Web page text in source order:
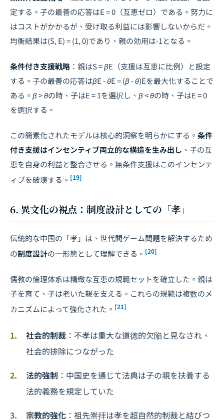
定する。子の最善の応答はE = 0 （互恵ゼロ）である。努力に
はコストがかかるが、受け取る利益には影響しないからだ。
均衡結果は(S, E) = (1, 0)であり、親の効用は-1となる。
条件付き支援戦略 ：親はS = βE （支援は互恵に比例）と設定
する。子の最善の応答はβE - θE = (β - θ)Eを最大化することで
ある。 β > θの時、子はE = 1を選択し、 β < θの時、子はE = 0
を選択する。
この簡素化されたモデルは核心的洞察を明らかにする。 条件
付き支援はインセンティブ両立的な構造を生み出し 、子の互
恵を自身の利益と整合させる。無条件支援はこのインセンテ
ィブを破壊する。 [19]
6. 異文化の視点：制度設計としての「孝」
伝統的な中国の「孝」は、世代間ゲーム問題を解決するため
の制度設計の一形態として理解できる。 [20]
儒教の倫理体系は精緻な互恵の規範セットを確立した。親は
子を育て、子は老いた親を支える。これらの規範は複数のメ
カニズムによって強化された。 [21]
社会的制裁 ：不孝は重大な道徳的欠陥と見なされ、
社会的排除につながった
法的強制 ：中国史を通じて法典は子の親を扶養する
法的義務を規定していた
宗教的強化 ：祖先崇拝は孝を超自然的制裁と結びつ